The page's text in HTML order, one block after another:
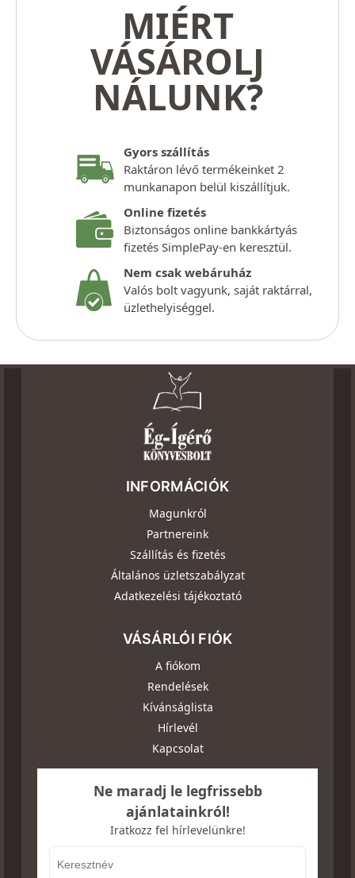
MIÉRT
VÁSÁROLJ
NÁLUNK?
Gyors szállítás
Raktáron lévő termékeinket 2
munkanapon belül kiszállítjuk.
Online fizetés
Biztonságos online bankkártyás
fizetés SimplePay-en keresztül.
Nem csak webáruház
Valós bolt vagyunk, saját raktárral,
üzlethelyiséggel.
INFORMÁCIÓK
Magunkról
Partnereink
Szállítás és fizetés
Általános üzletszabályzat
Adatkezelési tájékoztató
VÁSÁRLÓI FIÓK
A fiókom
Rendelések
Kívánságlista
Hírlevél
Kapcsolat
Ne maradj le legfrissebb
ajánlatainkról!
Iratkozz fel hírlevelünkre!